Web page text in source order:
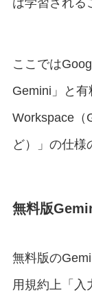
は学習される
ここでは
Gemini」と
Workspace（
ど）」の仕様
無料版
無料版の
用規約上「入